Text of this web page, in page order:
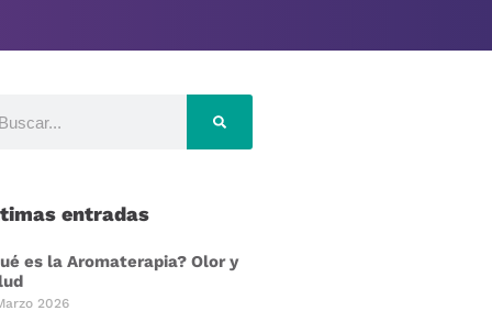
entradas
es la Aromaterapia? Olor y
2026